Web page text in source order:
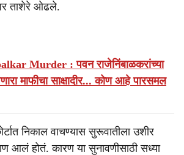
ताशेरे ओढले.
Murder : पवन राजेनिंबाळकरांच्या
माफीचा साक्षादीर... कोण आहे पारसमल
निकाल वाचण्यास सुरूवातीला उशीर
आलं होतं. कारण या सुनावणीसाठी सध्या